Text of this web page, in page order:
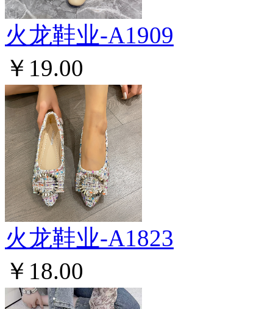
火龙鞋业-A1909
￥19.00
火龙鞋业-A1823
￥18.00